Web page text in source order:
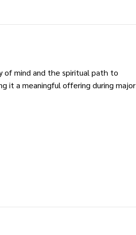
of mind and the spiritual path to
it a meaningful offering during major